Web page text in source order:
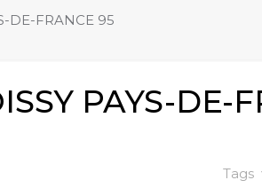
DE-FRANCE 95
PAYS-DE-
Tags